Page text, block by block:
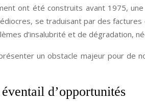
ont été construits avant 1975,
se traduisant par des
d’insalubrité et de dégradation,
un obstacle majeur pour
d’opportunités